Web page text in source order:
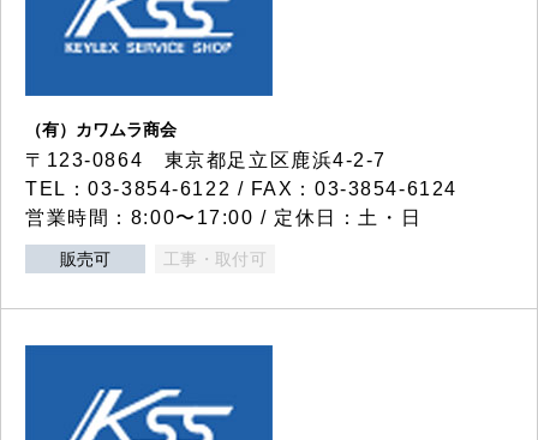
（有）カワムラ商会
〒123-0864 東京都足立区鹿浜4-2-7
TEL：03-3854-6122 / FAX：03-3854-6124
営業時間：8:00〜17:00 / 定休日：土・日
販売可 工事・取付可